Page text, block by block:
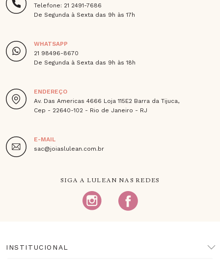
Telefone: 21 2491-7686
De Segunda à Sexta das 9h às 17h
WHATSAPP
21 98496-8670
De Segunda à Sexta das 9h às 18h
ENDEREÇO
Av. Das Americas 4666 Loja 115E2 Barra da Tijuca,
Cep - 22640-102 - Rio de Janeiro - RJ
E-MAIL
sac@joiaslulean.com.br
SIGA A LULEAN NAS REDES
INSTITUCIONAL